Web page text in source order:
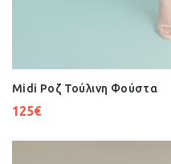
Midi Ροζ Τούλινη Φούστα
125€